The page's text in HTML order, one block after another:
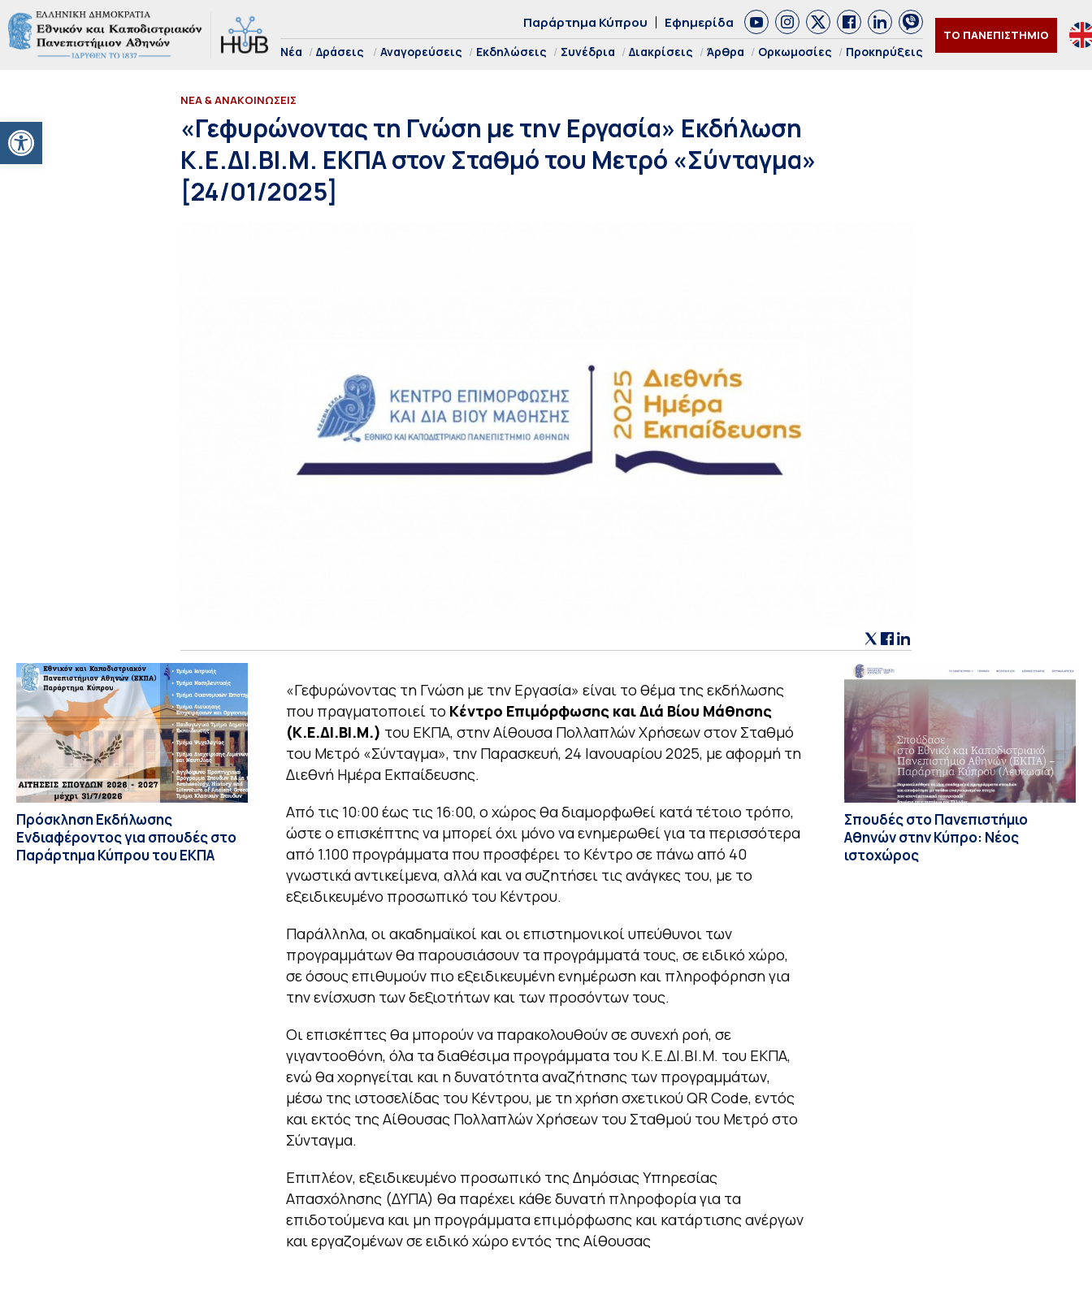
Ανοίξτε τη γραμμή εργαλείων
Παράρτημα Κύπρου Εφημερίδα
Νέα Δράσεις Αναγορεύσεις Εκδηλώσεις Συνέδρια Διακρίσεις Άρθρα Ορκωμοσίες Προκηρύξεις
ΤΟ ΠΑΝΕΠΙΣΤΗΜΙΟ
ΝΕΑ & ΑΝΑΚΟΙΝΩΣΕΙΣ
«Γεφυρώνοντας τη Γνώση με την Εργασία» Εκδήλωση
Κ.Ε.ΔΙ.ΒΙ.Μ. ΕΚΠΑ στον Σταθμό του Μετρό «Σύνταγμα»
[24/01/2025]
Πρόσκληση Εκδήλωσης
Ενδιαφέροντος για σπουδές στο
Παράρτημα Κύπρου του ΕΚΠΑ
«Γεφυρώνοντας τη Γνώση με την Εργασία» είναι το θέμα της εκδήλωσης
που πραγματοποιεί το Κέντρο Επιμόρφωσης και Διά Βίου Μάθησης
(Κ.Ε.ΔΙ.ΒΙ.Μ.) του ΕΚΠΑ, στην Αίθουσα Πολλαπλών Χρήσεων στον Σταθμό
του Μετρό «Σύνταγμα», την Παρασκευή, 24 Ιανουαρίου 2025, με αφορμή τη
Διεθνή Ημέρα Εκπαίδευσης.
Από τις 10:00 έως τις 16:00, ο χώρος θα διαμορφωθεί κατά τέτοιο τρόπο,
ώστε ο επισκέπτης να μπορεί όχι μόνο να ενημερωθεί για τα περισσότερα
από 1.100 προγράμματα που προσφέρει το Κέντρο σε πάνω από 40
γνωστικά αντικείμενα, αλλά και να συζητήσει τις ανάγκες του, με το
εξειδικευμένο προσωπικό του Κέντρου.
Παράλληλα, οι ακαδημαϊκοί και οι επιστημονικοί υπεύθυνοι των
προγραμμάτων θα παρουσιάσουν τα προγράμματά τους, σε ειδικό χώρο,
σε όσους επιθυμούν πιο εξειδικευμένη ενημέρωση και πληροφόρηση για
την ενίσχυση των δεξιοτήτων και των προσόντων τους.
Οι επισκέπτες θα μπορούν να παρακολουθούν σε συνεχή ροή, σε
γιγαντοοθόνη, όλα τα διαθέσιμα προγράμματα του Κ.Ε.ΔΙ.ΒΙ.Μ. του ΕΚΠΑ,
ενώ θα χορηγείται και η δυνατότητα αναζήτησης των προγραμμάτων,
μέσω της ιστοσελίδας του Κέντρου, με τη χρήση σχετικού QR Code, εντός
και εκτός της Αίθουσας Πολλαπλών Χρήσεων του Σταθμού του Μετρό στο
Σύνταγμα.
Επιπλέον, εξειδικευμένο προσωπικό της Δημόσιας Υπηρεσίας
Απασχόλησης (ΔΥΠΑ) θα παρέχει κάθε δυνατή πληροφορία για τα
επιδοτούμενα και μη προγράμματα επιμόρφωσης και κατάρτισης ανέργων
και εργαζομένων σε ειδικό χώρο εντός της Αίθουσας
Σπουδές στο Πανεπιστήμιο
Αθηνών στην Κύπρο: Νέος
ιστοχώρος